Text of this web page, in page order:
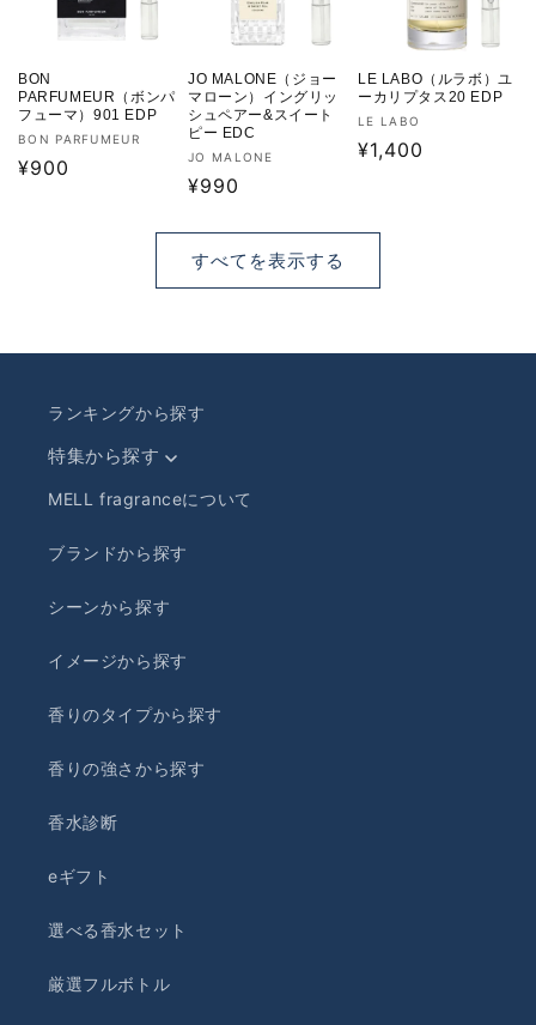
BON
PARFUMEUR（ボンパ
フューマ）901 EDP
販
売
BON PARFUMEUR
通
¥900
JO MALONE（ジョー
マローン）イングリッ
シュペアー&スイート
ピー EDC
販
売
JO MALONE
通
格
¥990
LE LABO（ルラボ）ユ
ーカリプタス20 EDP
販
売
LE LABO
通
格
¥1,400
すべてを表示する
ランキングから探す
特集から探す
MELL fragranceについて
ブランドから探す
シーンから探す
イメージから探す
香りのタイプから探す
香りの強さから探す
香水診断
eギフト
選べる香水セット
厳選フルボトル